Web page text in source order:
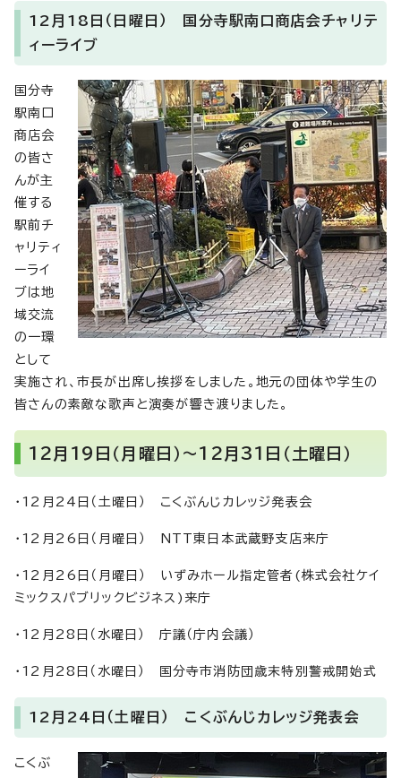
12月18日（日曜日） 国分寺駅南口商店会チャリテ
ィーライブ
国分寺
駅南口
商店会
の皆さ
んが主
催する
駅前チ
ャリティ
ーライ
ブは地
域交流
の一環
として
実施され、市長が出席し挨拶をしました。地元の団体や学生の
皆さんの素敵な歌声と演奏が響き渡りました。
12月19日（月曜日）～12月31日（土曜日）
・12月24日（土曜日） こくぶんじカレッジ発表会
・12月26日（月曜日） NTT東日本武蔵野支店来庁
・12月26日（月曜日） いずみホール指定管者(株式会社ケイ
ミックスパブリックビジネス)来庁
・12月28日（水曜日） 庁議（庁内会議）
・12月28日（水曜日） 国分寺市消防団歳末特別警戒開始式
12月24日（土曜日） こくぶんじカレッジ発表会
こくぶ